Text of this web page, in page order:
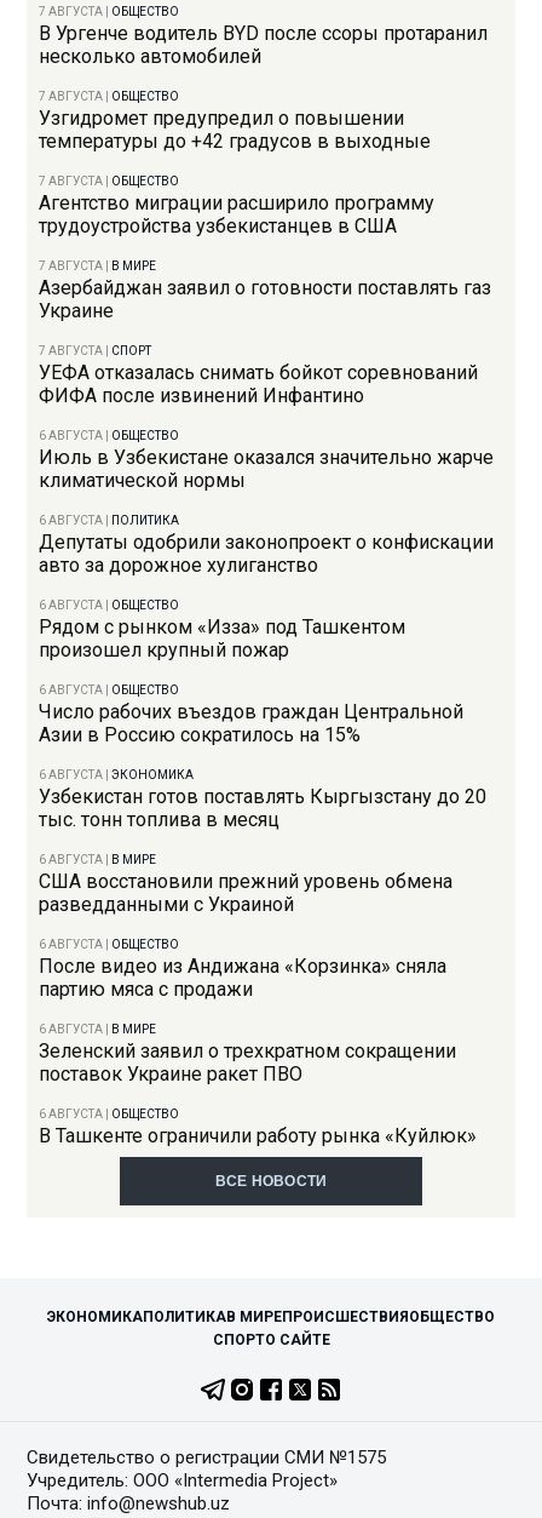
7 АВГУСТА ОБЩЕСТВО
В Ургенче водитель BYD после ссоры протаранил
несколько автомобилей
7 АВГУСТА ОБЩЕСТВО
Узгидромет предупредил о повышении
температуры до +42 градусов в выходные
7 АВГУСТА ОБЩЕСТВО
Агентство миграции расширило программу
трудоустройства узбекистанцев в США
7 АВГУСТА В МИРЕ
Азербайджан заявил о готовности поставлять газ
Украине
7 АВГУСТА СПОРТ
УЕФА отказалась снимать бойкот соревнований
ФИФА после извинений Инфантино
6 АВГУСТА ОБЩЕСТВО
Июль в Узбекистане оказался значительно жарче
климатической нормы
6 АВГУСТА ПОЛИТИКА
Депутаты одобрили законопроект о конфискации
авто за дорожное хулиганство
6 АВГУСТА ОБЩЕСТВО
Рядом с рынком «Изза» под Ташкентом
произошел крупный пожар
6 АВГУСТА ОБЩЕСТВО
Число рабочих въездов граждан Центральной
Азии в Россию сократилось на 15%
6 АВГУСТА |ЭКОНОМИКА
Узбекистан готов поставлять Кыргызстану до 20
тыс. тонн топлива в месяц
6 АВГУСТА В МИРЕ
США восстановили прежний уровень обмена
разведданными с Украиной
6 АВГУСТА ОБЩЕСТВО
После видео из Андижана «Корзинка» сняла
партию мяса с продажи
6 АВГУСТА В МИРЕ
Зеленский заявил о трехкратном сокращении
поставок Украине ракет ПВО
6 АВГУСТА ОБЩЕСТВО
В Ташкенте ограничили работу рынка «Куйлюк»
ВСЕ НОВОСТИ
ЭКОНОМИКАПОЛИТИКАВ МИРЕПРОИСШЕСТВИЯ ОБЩЕСТВО
СПОРТО САЙТЕ
Свидетельство о регистрации СМИ №1575
Учредитель: ООО «Intermedia Project»
Почта: info@newshub.uz